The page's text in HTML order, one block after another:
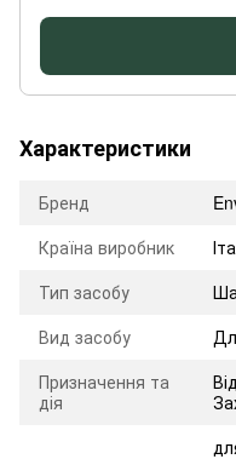
Характеристики
Бренд
Країна виробник
Тип засобу
Вид засобу
Призначення та
дія